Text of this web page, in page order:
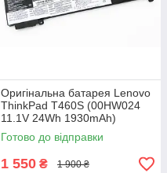
Оригінальна батарея Lenovo
ThinkPad T460S (00HW024
11.1V 24Wh 1930mAh)
Акумулятор, АКБ для
ноутбука
Готово до відправки
1 550 ₴ 1 900 ₴